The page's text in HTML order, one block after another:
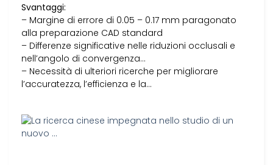
Svantaggi:
– Margine di errore di 0.05 – 0.17 mm paragonato
alla preparazione CAD standard
– Differenze significative nelle riduzioni occlusali e
nell’angolo di convergenza…
– Necessità di ulteriori ricerche per migliorare
l’accuratezza, l’efficienza e la…